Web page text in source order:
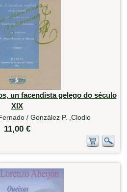
un facendista gelego do século
XIX
/ González P. ,Clodio
11,00 €